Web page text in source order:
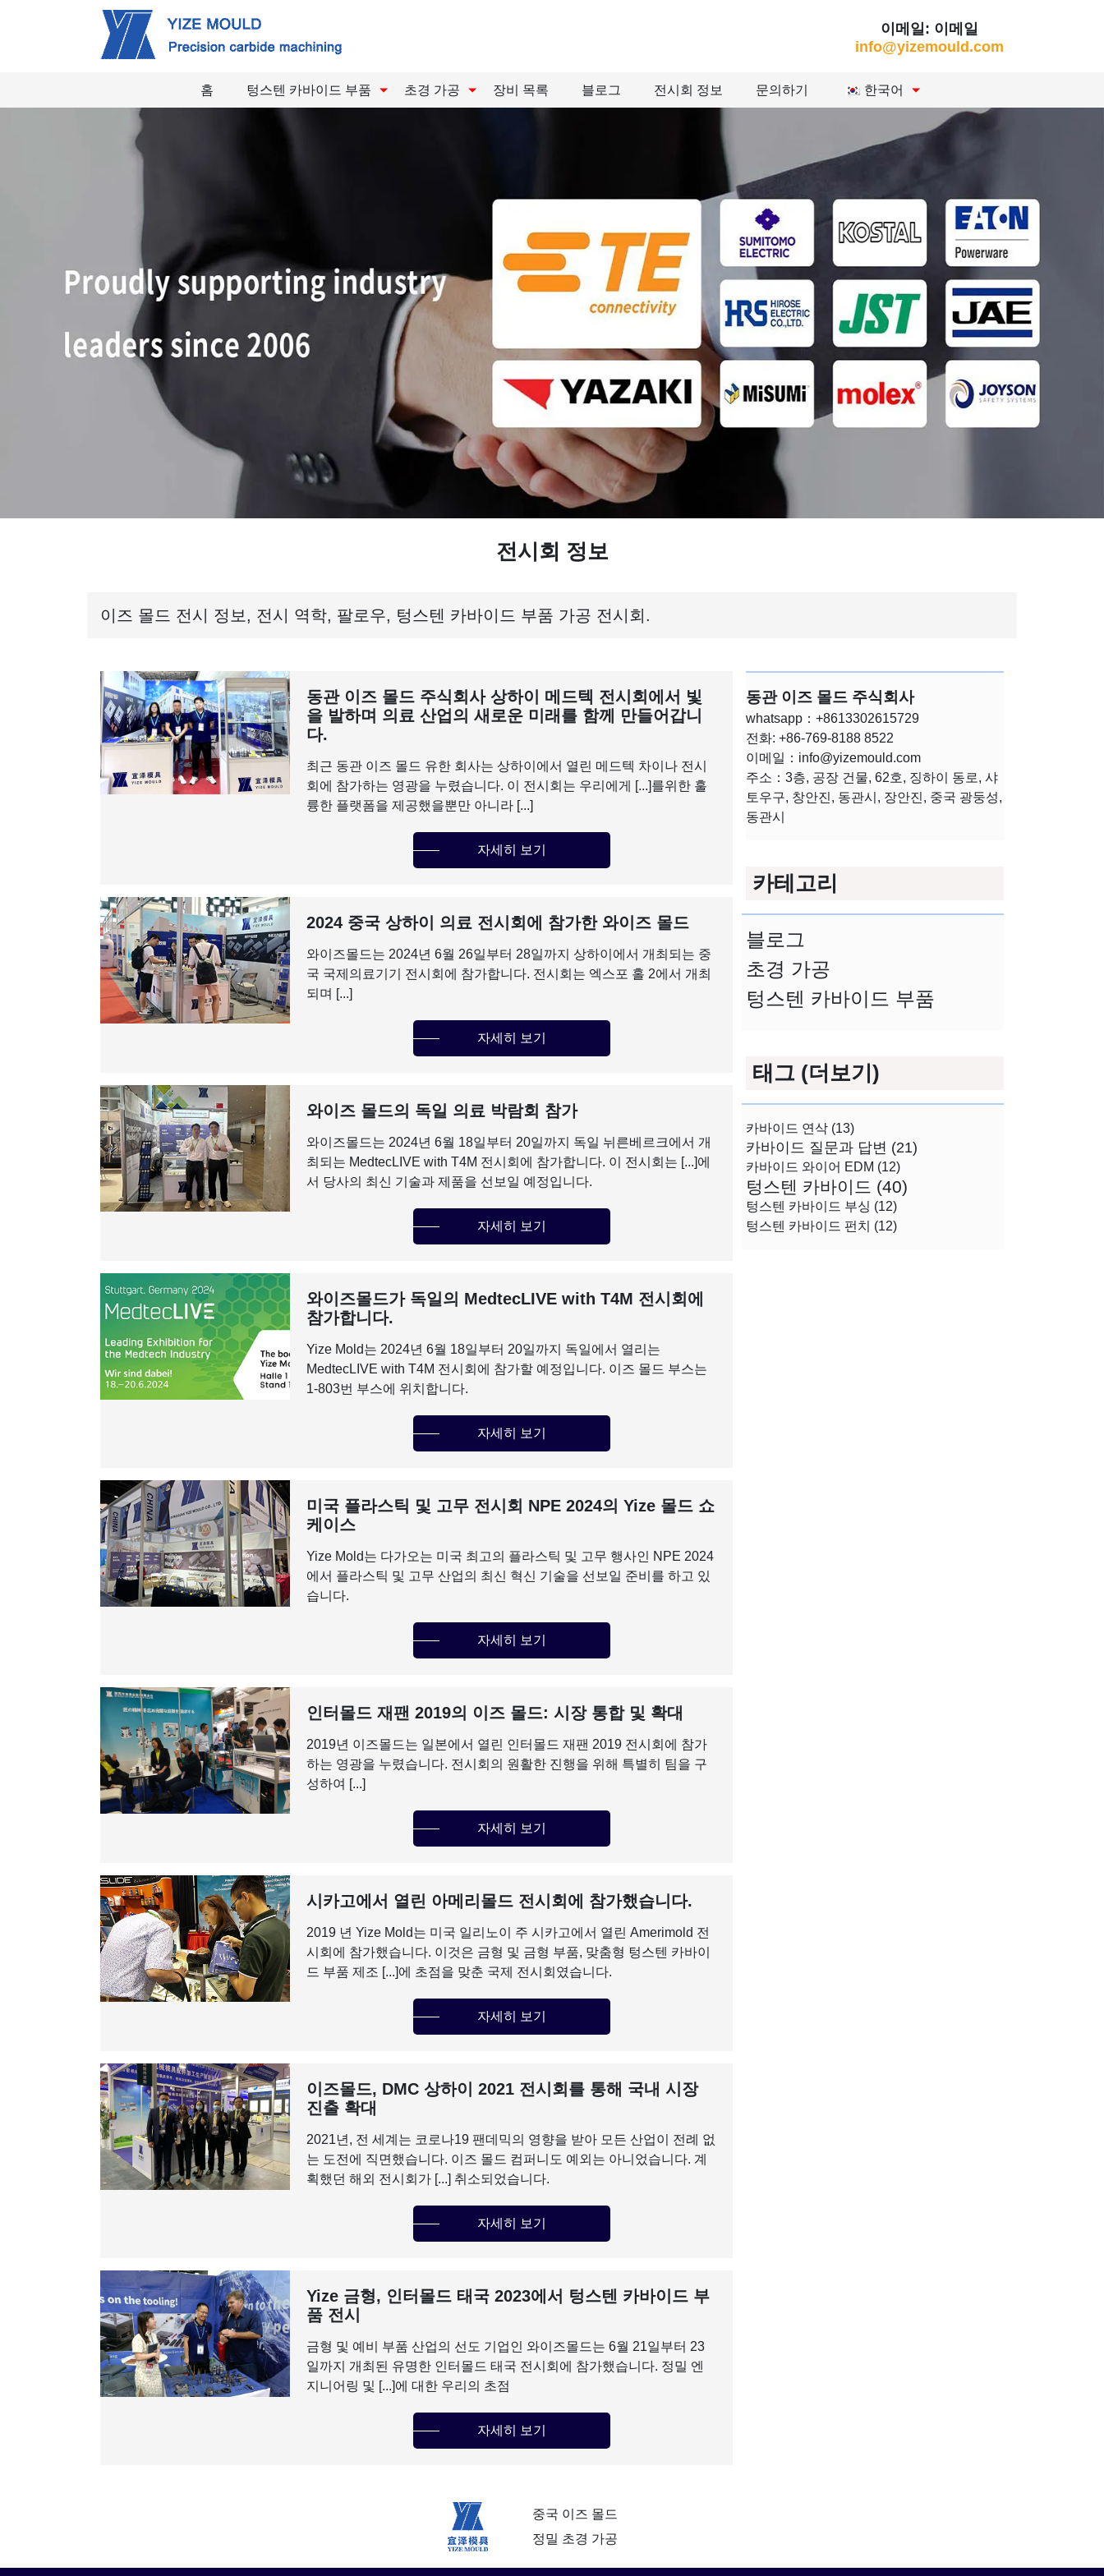
이메일: 이메일
info@yizemould.com
홈 텅스텐 카바이드 부품 초경 가공 장비 목록 블로그 전시회 정보 문의하기 한국어
전시회 정보
이즈 몰드 전시 정보, 전시 역학, 팔로우, 텅스텐 카바이드 부품 가공 전시회.
동관 이즈 몰드 주식회사 상하이 메드텍 전시회에서 빛
을 발하며 의료 산업의 새로운 미래를 함께 만들어갑니
다.
최근 동관 이즈 몰드 유한 회사는 상하이에서 열린 메드텍 차이나 전시
회에 참가하는 영광을 누렸습니다. 이 전시회는 우리에게 [...]를위한 훌
륭한 플랫폼을 제공했을뿐만 아니라 [...]
자세히 보기
2024 중국 상하이 의료 전시회에 참가한 와이즈 몰드
와이즈몰드는 2024년 6월 26일부터 28일까지 상하이에서 개최되는 중
국 국제의료기기 전시회에 참가합니다. 전시회는 엑스포 홀 2에서 개최
되며 [...]
자세히 보기
와이즈 몰드의 독일 의료 박람회 참가
와이즈몰드는 2024년 6월 18일부터 20일까지 독일 뉘른베르크에서 개
최되는 MedtecLIVE with T4M 전시회에 참가합니다. 이 전시회는 [...]에
서 당사의 최신 기술과 제품을 선보일 예정입니다.
자세히 보기
와이즈몰드가 독일의 MedtecLIVE with T4M 전시회에
참가합니다.
Yize Mold는 2024년 6월 18일부터 20일까지 독일에서 열리는
MedtecLIVE with T4M 전시회에 참가할 예정입니다. 이즈 몰드 부스는
1-803번 부스에 위치합니다.
자세히 보기
미국 플라스틱 및 고무 전시회 NPE 2024의 Yize 몰드 쇼
케이스
Yize Mold는 다가오는 미국 최고의 플라스틱 및 고무 행사인 NPE 2024
에서 플라스틱 및 고무 산업의 최신 혁신 기술을 선보일 준비를 하고 있
습니다.
자세히 보기
인터몰드 재팬 2019의 이즈 몰드: 시장 통합 및 확대
2019년 이즈몰드는 일본에서 열린 인터몰드 재팬 2019 전시회에 참가
하는 영광을 누렸습니다. 전시회의 원활한 진행을 위해 특별히 팀을 구
성하여 [...]
자세히 보기
시카고에서 열린 아메리몰드 전시회에 참가했습니다.
2019 년 Yize Mold는 미국 일리노이 주 시카고에서 열린 Amerimold 전
시회에 참가했습니다. 이것은 금형 및 금형 부품, 맞춤형 텅스텐 카바이
드 부품 제조 [...]에 초점을 맞춘 국제 전시회였습니다.
자세히 보기
이즈몰드, DMC 상하이 2021 전시회를 통해 국내 시장
진출 확대
2021년, 전 세계는 코로나19 팬데믹의 영향을 받아 모든 산업이 전례 없
는 도전에 직면했습니다. 이즈 몰드 컴퍼니도 예외는 아니었습니다. 계
획했던 해외 전시회가 [...] 취소되었습니다.
자세히 보기
Yize 금형, 인터몰드 태국 2023에서 텅스텐 카바이드 부
품 전시
금형 및 예비 부품 산업의 선도 기업인 와이즈몰드는 6월 21일부터 23
일까지 개최된 유명한 인터몰드 태국 전시회에 참가했습니다. 정밀 엔
지니어링 및 [...]에 대한 우리의 초점
자세히 보기
동관 이즈 몰드 주식회사
whatsapp：+8613302615729
전화: +86-769-8188 8522
이메일： info@yizemould.com
주소：3층, 공장 건물, 62호, 징하이 동로, 샤
토우구, 창안진, 동관시, 장안진, 중국 광둥성,
동관시
카테고리
블로그
초경 가공
텅스텐 카바이드 부품
태그 (더보기)
카바이드 연삭 (13)
카바이드 질문과 답변 (21)
카바이드 와이어 EDM (12)
텅스텐 카바이드 (40)
텅스텐 카바이드 부싱 (12)
텅스텐 카바이드 펀치
(12)
중국 이즈 몰드
정밀 초경 가공